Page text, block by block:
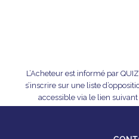
L’Acheteur est informé par
s’inscrire sur une liste
accessible via le lien suivant